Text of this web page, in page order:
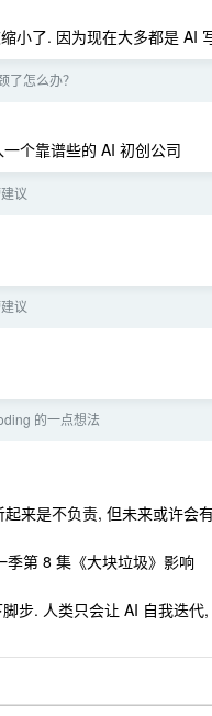
小了. 因为现在大多都是 AI
了怎么办？
个靠谱些的 AI 初创公司
议
议
的一点想法
来是不负责, 但未来或许会
第 8 集《大块垃圾》影响
步. 人类只会让 AI 自我迭代